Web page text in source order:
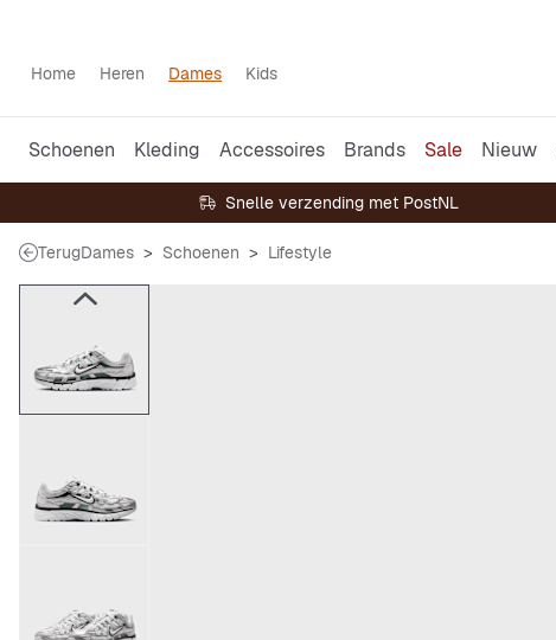
Home Heren Dames Kids
Schoenen Kleding Accessoires Brands Sale Nieuw
Snelle verzending met PostNL
TerugDames Schoenen Lifestyle